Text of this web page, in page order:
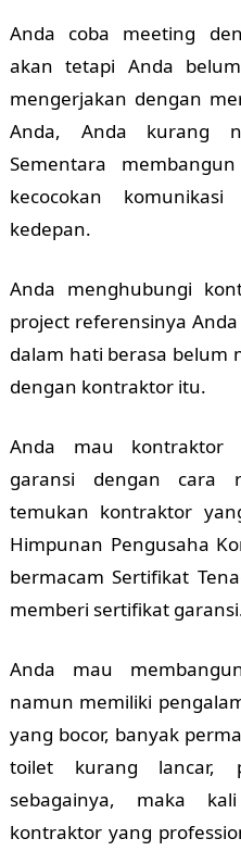
Anda coba meeting
akan tetapi Anda
mengerjakan dengan
Anda, Anda kurang
Sementara
kecocokan
kedepan.
Anda menghubungi
project referensinya
dalam hati berasa belum
dengan kontraktor itu.
Anda mau kontraktor
garansi dengan cara
temukan kontraktor
Himpunan Pengusaha
bermacam Sertifikat
memberi sertifikat
Anda mau
namun memiliki
yang bocor, banyak
toilet kurang lancar,
sebagainya, maka
kontraktor yang